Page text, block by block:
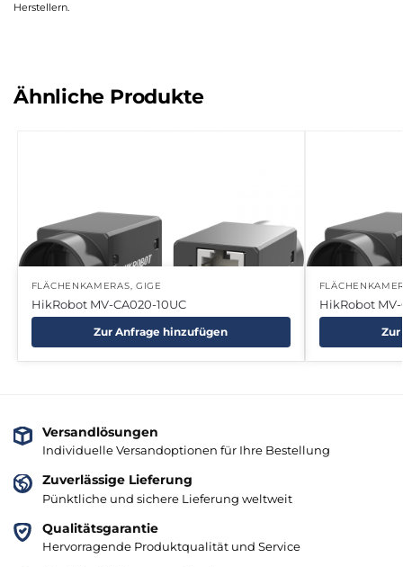
Herstellern.
Ähnliche Produkte
FLÄCHENKAMERAS, GIGE
HikRobot MV-CA020-10UC
Zur Anfrage hinzufügen
HikRobot
Versandlösungen
Individuelle Versandoptionen für Ihre Bestellung
Zuverlässige Lieferung
Pünktliche und sichere Lieferung weltweit
Qualitätsgarantie
Hervorragende Produktqualität und Service